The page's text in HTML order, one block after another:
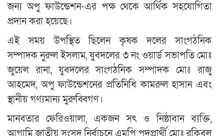
জন্য অপু ফাউন্ডেশন-এর পক্ষ থেকে আর্থিক সহযোগিতা
প্রদান করা হয়েছে।
এই সময় উপস্থিত ছিলেন কৃষক দলের সাংগঠনিক
সম্পাদক নুরুল ইসলাম, যুবদলের ৩ নং ওয়ার্ড সভাপতি মোঃ
জুয়েল রানা, যুবদলের সাংগঠনিক সম্পাদক মোঃ রাজু
আহমেদ, অপু ফাউন্ডেশনের প্রতিনিধি কামরুল হাসান এবং
স্থানীয় গণ্যমান্য মুরুব্বিগণ।
মানবতার ফেরিওয়ালা, একজন সৎ ও নিষ্ঠাবান ব্যক্তি,